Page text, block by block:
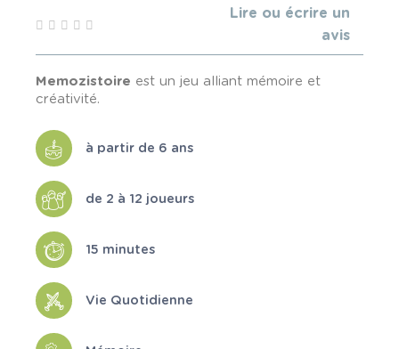
Lire ou écrire un
avis
Memozistoire est un jeu alliant mémoire et
créativité.
à partir de 6 ans
de 2 à 12 joueurs
15 minutes
Vie Quotidienne